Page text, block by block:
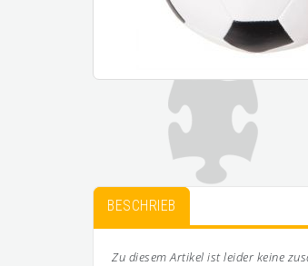
BESCHRIEB
Zu diesem Artikel ist leider keine